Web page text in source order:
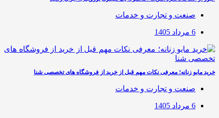
صنعت و تجارت و خدمات
6 مرداد 1405
خرید مایو زنانه؛ معرفی نکات مهم قبل از خرید از فروشگاه های تخصصی شنا
صنعت و تجارت و خدمات
6 مرداد 1405